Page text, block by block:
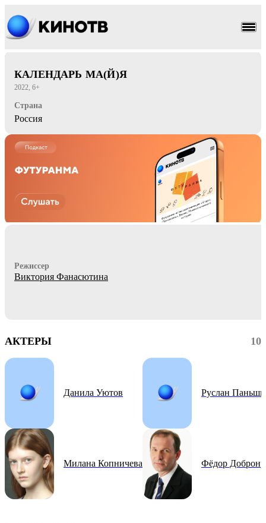
КАЛЕНДАРЬ МА(Й)Я
2022, 6+
Страна
Россия
Режиссер
Виктория Фанасютина
АКТЕРЫ 10
Данила Уютов
Милана Копничева
Руслан
Фёдор